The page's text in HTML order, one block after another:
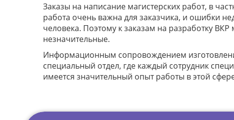
Заказы на написание магистерских работ, в
работа очень важна для заказчика, и ошибки
человека. Поэтому к заказам на разработку
незначительные.
Информационным сопровождением
специальный отдел, где каждый сотрудник
имеется значительный опыт работы в этой